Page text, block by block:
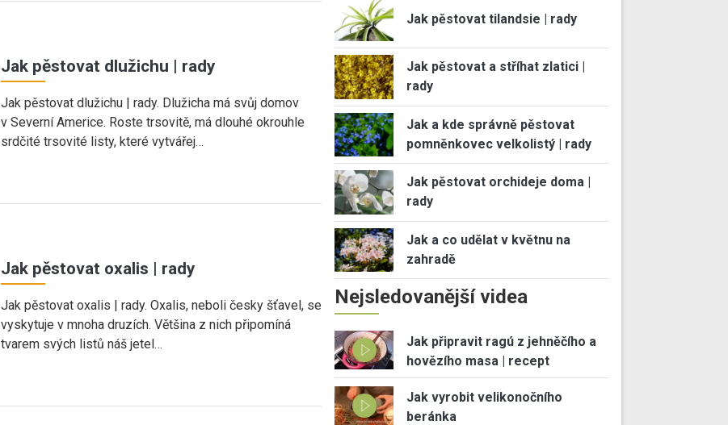
Jak pěstovat dlužichu | rady
Jak pěstovat dlužichu | rady. Dlužicha má svůj domov
v Severní Americe. Roste trsovitě, má dlouhé okrouhle
srdčité trsovité listy, které vytvářej…
Jak pěstovat oxalis | rady
Jak pěstovat oxalis | rady. Oxalis, neboli česky šťavel, se
vyskytuje v mnoha druzích. Většina z nich připomíná
tvarem svých listů náš jetel…
Jak pěstovat tilandsie | rady
Jak pěstovat a stříhat zlatici |
rady
Jak a kde správně pěstovat
pomněnkovec velkolistý | rady
Jak pěstovat orchideje doma |
rady
Jak a co udělat v květnu na
zahradě
Nejsledovanější videa
Jak připravit ragú z jehněčího a
hovězího masa | recept
Jak vyrobit velikonočního
beránka